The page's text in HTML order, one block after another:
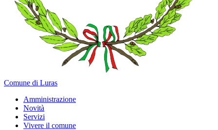
Comune di Luras
Amministrazione
Novità
Servizi
Vivere il comune